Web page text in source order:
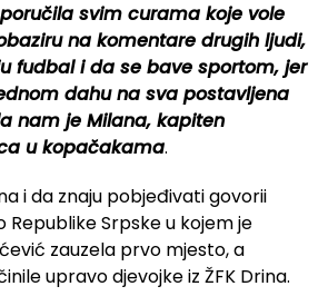
svim curama koje vole
na komentare drugih ljudi,
fudbal i da se bave sportom, jer
dahu na sva postavljena
nam je Milana, kapiten
u kopačakama.
i da znaju pobjeđivati govorii
Srpske u kojem je
zauzela prvo mjesto, a
upravo djevojke iz ŽFK Drina.